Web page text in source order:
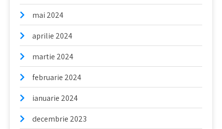
mai 2024
aprilie 2024
martie 2024
februarie 2024
ianuarie 2024
decembrie 2023